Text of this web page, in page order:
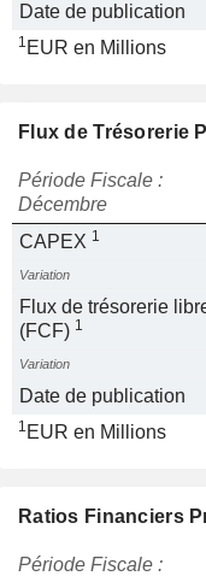
Date de publication
1 EUR en Millions
Flux de Trésorerie
Période Fiscale :
Décembre
CAPEX 1
Variation
Flux de trésorerie
(FCF) 1
Variation
Date de publication
1 EUR en Millions
Ratios Financiers
Période Fiscale :